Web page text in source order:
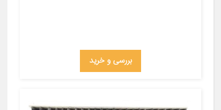
بررسی و خرید